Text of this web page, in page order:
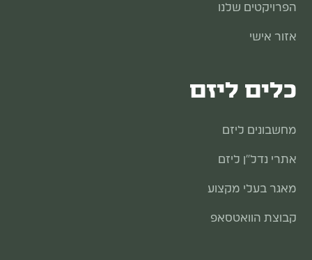
הפרויקטים שלנו
אזור אישי
כלים ליזם
מחשבונים ליזם
אתרי נדל"ן ליזם
מאגר בעלי מקצוע
קבוצת הוואטסאפ